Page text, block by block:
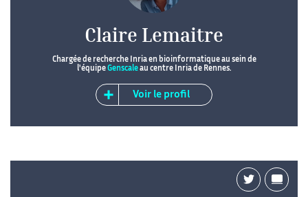
Claire Lemaitre
Chargée de recherche Inria en bioinformatique au sein de
l'équipe Genscaleau centre Inria de Rennes.
Voir le profil